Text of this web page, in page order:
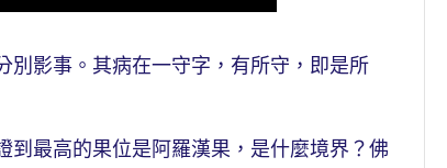
影事。其病在一守字，有所守，即是所
最高的果位是阿羅漢果，是什麼境界？佛